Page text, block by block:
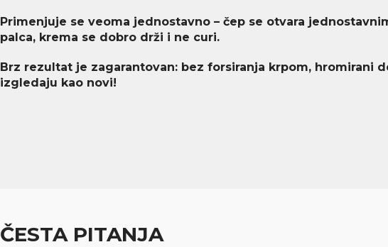
Primenjuje se veoma jednostavno – čep se otvara
palca, krema se dobro drži i ne curi.
Brz rezultat je zagarantovan: bez forsiranja krpom, hromirani
izgledaju kao novi!
ČESTA PITANJA